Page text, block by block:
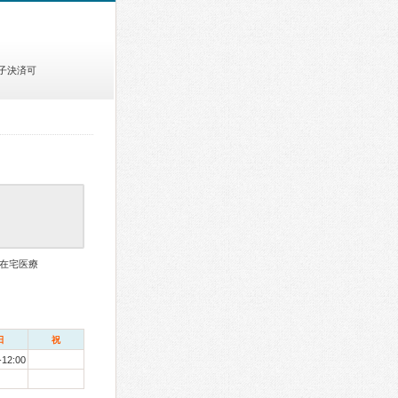
決済可
宅医療
祝